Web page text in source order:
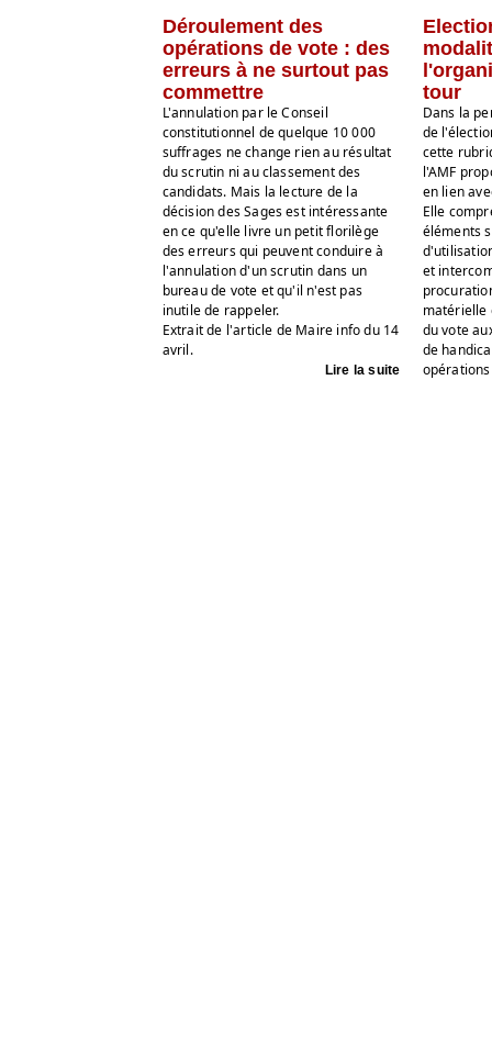
Déroulement des
opérations de vote : des
erreurs à ne surtout pas
commettre
L'annulation par le Conseil
constitutionnel de quelque 10 000
suffrages ne change rien au résultat
du scrutin ni au classement des
candidats. Mais la lecture de la
décision des Sages est intéressante
en ce qu'elle livre un petit florilège
des erreurs qui peuvent conduire à
l'annulation d'un scrutin dans un
bureau de vote et qu'il n'est pas
inutile de rappeler.
Extrait de l'article de Maire info du 14
avril.
Lire la suite
tour
Dans la
de
cette
l'AMF
en lien
Elle
éléments
et
matérielle
du vote
de